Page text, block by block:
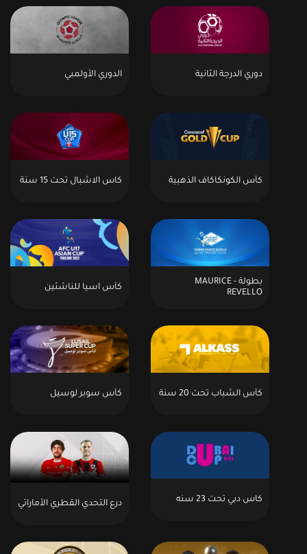
دوري الدرجة الثانية الدوري الأولمبي
كأس الكونكاكاف الذهبية كاس الاشبال تحت 15 سنة
بطولة - MAURICE
REVELLO
كأس آسيا للناشئين
كأس الشباب تحت 20 سنة كأس سوبر لوسيل
كاس دبي تحت 23 سنه درع التحدي القطري الأماراتي